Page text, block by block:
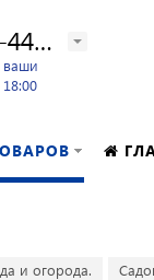
8 (8172) 26-44-24
ваши
и огорода.